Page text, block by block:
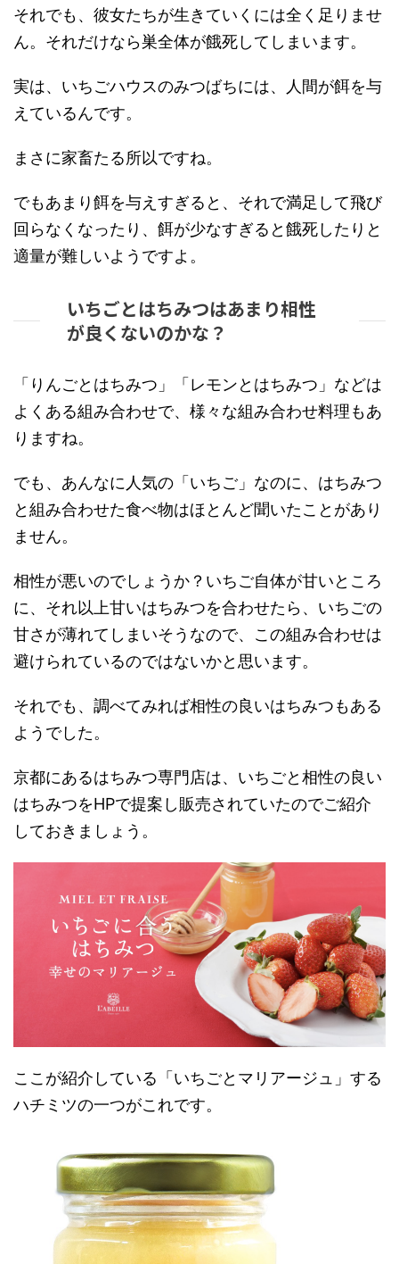
それでも、彼女たちが生きていくには全く足りませ
ん。それだけなら巣全体が餓死してしまいます。
実は、いちごハウスのみつばちには、人間が餌を与
えているんです。
まさに家畜たる所以ですね。
でもあまり餌を与えすぎると、それで満足して飛び
回らなくなったり、餌が少なすぎると餓死したりと
適量が難しいようですよ。
いちごとはちみつはあまり相性
が良くないのかな？
「りんごとはちみつ」「レモンとはちみつ」などは
よくある組み合わせで、様々な組み合わせ料理もあ
りますね。
でも、あんなに人気の「いちご」なのに、はちみつ
と組み合わせた食べ物はほとんど聞いたことがあり
ません。
相性が悪いのでしょうか？いちご自体が甘いところ
に、それ以上甘いはちみつを合わせたら、いちごの
甘さが薄れてしまいそうなので、この組み合わせは
避けられているのではないかと思います。
それでも、調べてみれば相性の良いはちみつもある
ようでした。
京都にあるはちみつ専門店は、いちごと相性の良い
はちみつをHPで提案し販売されていたのでご紹介
しておきましょう。
ここが紹介している「いちごとマリアージュ」する
ハチミツの一つがこれです。